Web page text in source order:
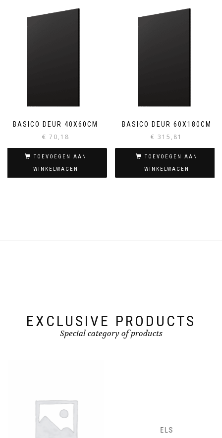
BASICO DEUR 40X60CM
€ 70,18
TOEVOEGEN AAN
WINKELWAGEN
BASICO DEUR 60X180CM
€ 315,81
TOEVOEGEN AAN
WINKELWAGEN
EXCLUSIVE PRODUCTS
Special category of products
ELS